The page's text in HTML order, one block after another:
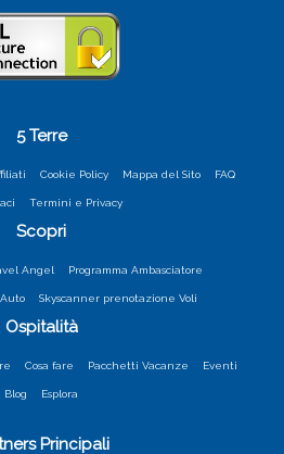
5 Terre
Cookie Policy Mappa del Sito FAQ
Termini e Privacy
Scopri
Angel Programma Ambasciatore
Skyscanner prenotazione Voli
Ospitalità
Cosa fare Pacchetti Vacanze Eventi
Blog Esplora
Principali